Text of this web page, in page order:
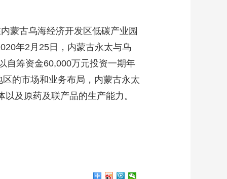
蒙古乌海经济开发区低碳产业园
年2月25日，内蒙古永太与乌
自筹资金60,000万元投资一期年
的市场和业务布局，内蒙古永太
及原药及联产品的生产能力。